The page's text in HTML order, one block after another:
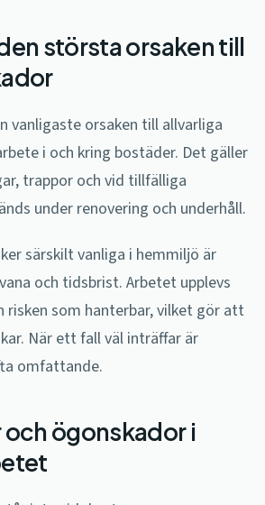
största orsaken till
vanligaste orsaken till allvarliga
i och kring bostäder. Det gäller
trappor och vid tillfälliga
under renovering och underhåll.
särskilt vanliga i hemmiljö är
och tidsbrist. Arbetet upplevs
som hanterbar, vilket gör att
När ett fall väl inträffar är
omfattande.
ögonskador i